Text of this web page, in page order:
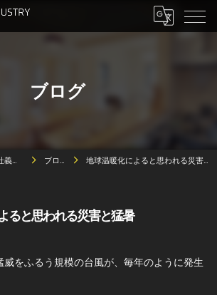
ブログ
埼玉の断熱は株式会社義德工業 ブログ 地球温暖化によると思われる災害と猛暑
ると思われる災害と猛暑
をふるう規模の台風が、毎年のように発生